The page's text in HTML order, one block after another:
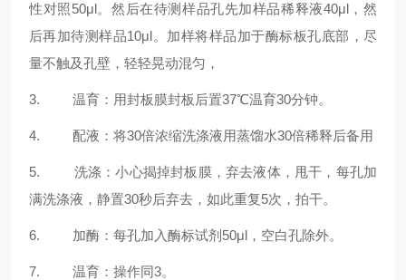
性对照50μl。然后在待测样品孔先加样品稀释液40μl，然
后再加待测样品10μl。加样将样品加于酶标板孔底部，尽
量不触及孔壁，轻轻晃动混匀，
3. 温育：用封板膜封板后置37℃温育30分钟。
4. 配液：将30倍浓缩洗涤液用蒸馏水30倍稀释后备用
5. 洗涤：小心揭掉封板膜，弃去液体，甩干，每孔加
满洗涤液，静置30秒后弃去，如此重复5次，拍干。
6. 加酶：每孔加入酶标试剂50μl，空白孔除外。
7. 温育：操作同3。